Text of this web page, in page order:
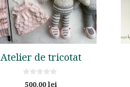
Atelier de tricotat
0500.00lei